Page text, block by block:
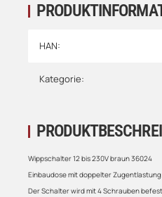
HAN:
Kategorie:
Wippschalter 12 bis 230V braun 36024
Einbaudose mit doppelter
Der Schalter wird mit 4 Schrauben